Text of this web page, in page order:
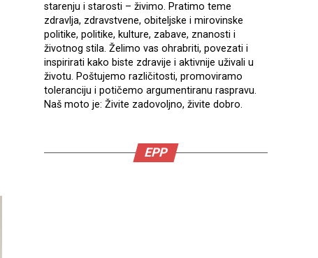
starenju i starosti – živimo. Pratimo teme
zdravlja, zdravstvene, obiteljske i mirovinske
politike, politike, kulture, zabave, znanosti i
životnog stila. Želimo vas ohrabriti, povezati i
inspirirati kako biste zdravije i aktivnije uživali u
životu. Poštujemo različitosti, promoviramo
toleranciju i potičemo argumentiranu raspravu.
Naš moto je: Živite zadovoljno, živite dobro.
EPP